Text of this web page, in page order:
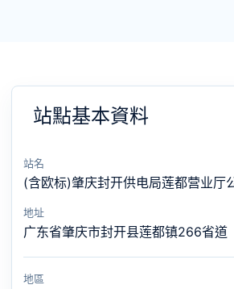
站點基本資料
站名
(含欧标)肇庆封开供电局莲都营业厅
地址
广东省肇庆市封开县莲都镇266省道
地區